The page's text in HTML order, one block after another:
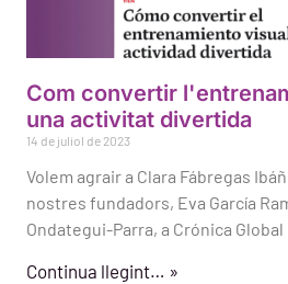
Com convertir
una activitat divertida
14 de juliol de 2023
Volem agrair a Clara Fábregas
nostres fundadors, Eva García
Ondategui-Parra, a Crónica
Continua llegint… »